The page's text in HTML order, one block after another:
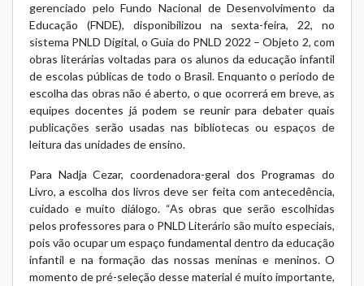
gerenciado pelo Fundo Nacional de Desenvolvimento da
Educação (FNDE), disponibilizou na sexta-feira, 22, no
sistema PNLD Digital, oGuia do PNLD 2022 – Objeto 2, com
obras literárias voltadas para os alunos da educação infantil
de escolas públicas de todo o Brasil. Enquanto o período de
escolha das obras não é aberto, o que ocorrerá em breve, as
equipes docentes já podem se reunir para debater quais
publicações serão usadas nas bibliotecas ou espaços de
leitura das unidades de ensino.
Para Nadja Cezar, coordenadora-geral dos Programas do
Livro, a escolha dos livros deve ser feita com antecedência,
cuidado e muito diálogo. “As obras que serão escolhidas
pelos professores para o PNLD Literário são muito especiais,
pois vão ocupar um espaço fundamental dentro da educação
infantil e na formação das nossas meninas e meninos. O
momento de pré-seleção desse material é muito importante,